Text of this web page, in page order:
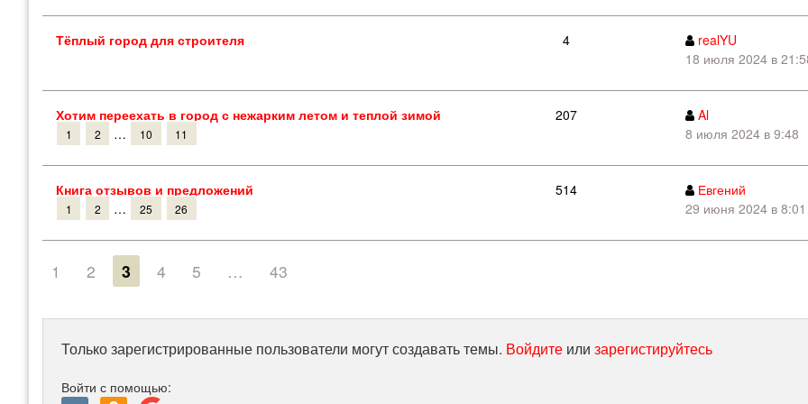
Тёплый город для строителя 4
realYU
18 июля 2024 в
Хотим переехать в город с нежарким летом и теплой зимой
1 2 … 10 11
207
Al
8 июля 2024 в 9:48
Книга отзывов и предложений
1 2 … 25 26
514
Евгений
29 июня 2024 в 8:01
1 2 3 4 5 … 43
Только зарегистрированные пользователи могут создавать темы. Войдите или зарегистируйтесь
Войти с помощью: